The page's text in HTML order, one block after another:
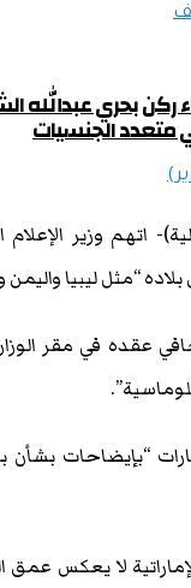
ركن بحري عبدالله
متعدد الجنسيات
اتهم وزير الإعلام
“مثل ليبيا
في مقر الوزارة
“بإيضاحات
لا يعكس عمق